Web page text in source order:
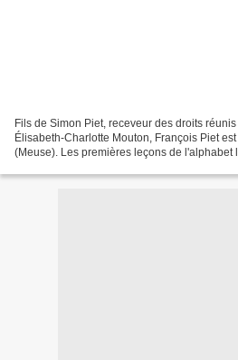
Fils de Simon Piet, receveur des droits
Élisabeth-Charlotte Mouton, François Piet
(Meuse). Les premières leçons de l'alphabet